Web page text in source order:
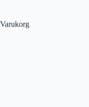
Varukorg